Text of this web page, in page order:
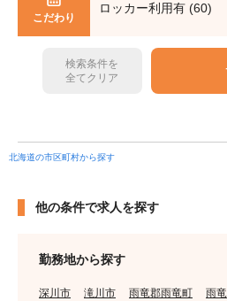
こだわり
ロッカー利用有 (60)
検索条件を
全てクリア
北海道の市区町村から探す
他の条件で求人を探す
勤務地から探す
深川市 滝川市 雨竜郡雨竜町 雨